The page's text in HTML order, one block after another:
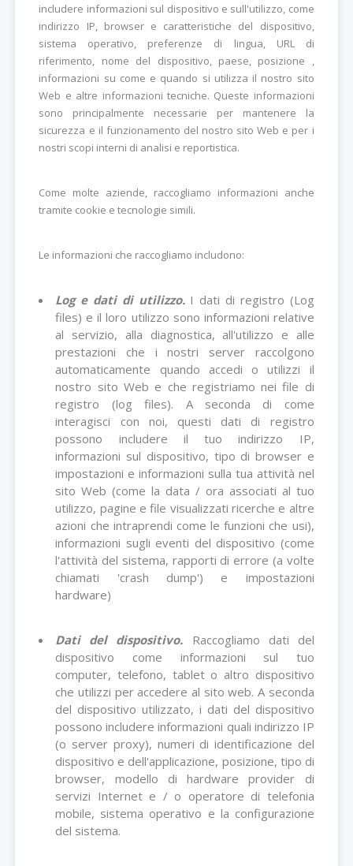
includere informazioni sul dispositivo e sull'utilizzo, come
indirizzo IP, browser e caratteristiche del dispositivo,
sistema operativo, preferenze di lingua, URL di
riferimento, nome del dispositivo, paese, posizione ,
informazioni su come e quando si utilizza il nostro sito
Web e altre informazioni tecniche. Queste informazioni
sono principalmente necessarie per mantenere la
sicurezza e il funzionamento del nostro sito Web e per i
nostri scopi interni di analisi e reportistica.
Come molte aziende, raccogliamo informazioni anche
tramite cookie e tecnologie simili.
Le informazioni che raccogliamo includono:
Log e dati di utilizzo.I dati di registro (Log
files) e il loro utilizzo sono informazioni relative
al servizio, alla diagnostica, all'utilizzo e alle
prestazioni che i nostri server raccolgono
automaticamente quando accedi o utilizzi il
nostro sito Web e che registriamo nei file di
registro (log files). A seconda di come
interagisci con noi, questi dati di registro
possono includere il tuo indirizzo IP,
informazioni sul dispositivo, tipo di browser e
impostazioni e informazioni sulla tua attività nel
sito Web (come la data / ora associati al tuo
utilizzo, pagine e file visualizzati ricerche e altre
azioni che intraprendi come le funzioni che usi),
informazioni sugli eventi del dispositivo (come
l'attività del sistema, rapporti di errore (a volte
chiamati 'crash dump') e impostazioni
hardware)
Dati del dispositivo. Raccogliamo dati del
dispositivo come informazioni sul tuo
computer, telefono, tablet o altro dispositivo
che utilizzi per accedere al sito web. A seconda
del dispositivo utilizzato, i dati del dispositivo
possono includere informazioni quali indirizzo IP
(o server proxy), numeri di identificazione del
dispositivo e dell'applicazione, posizione, tipo di
browser, modello di hardware provider di
servizi Internet e / o operatore di telefonia
mobile, sistema operativo e la configurazione
del sistema.